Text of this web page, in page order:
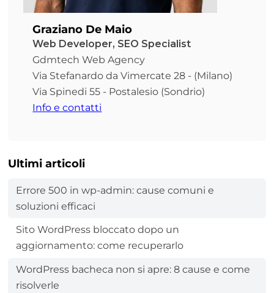
Graziano De Maio
Web Developer, SEO Specialist
Gdmtech Web Agency
Via Stefanardo da Vimercate 28 - (Milano)
Via Spinedi 55 - Postalesio (Sondrio)
Info e contatti
Ultimi articoli
Errore 500 in wp-admin: cause comuni e
soluzioni efficaci
Sito WordPress bloccato dopo un
aggiornamento: come recuperarlo
WordPress bacheca non si apre: 8 cause e come
risolverle